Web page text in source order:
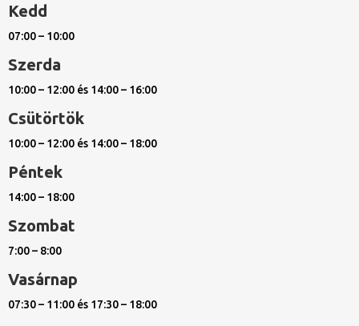
Kedd
07:00 – 10:00
Szerda
10:00 – 12:00 és 14:00 – 16:00
Csütörtök
10:00 – 12:00 és 14:00 – 18:00
Péntek
14:00 – 18:00
Szombat
7:00 – 8:00
Vasárnap
07:30 – 11:00 és 17:30 – 18:00